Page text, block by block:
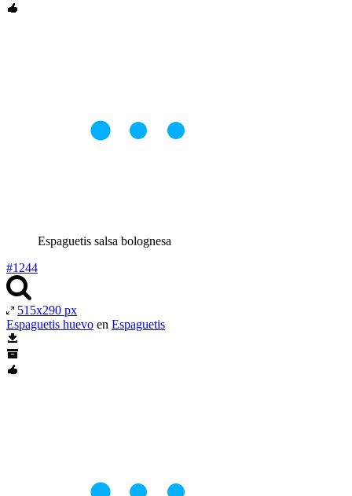
Espaguetis salsa bolognesa
#1244
515x290 px
Espaguetis huevo en Espaguetis